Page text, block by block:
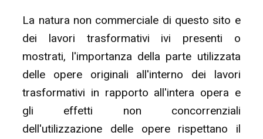
La natura non commerciale di questo sito e
dei lavori trasformativi ivi presenti o
mostrati, l'importanza della parte utilizzata
delle opere originali all'interno dei lavori
trasformativi in rapporto all'intera opera e
gli effetti non concorrenziali
dell'utilizzazione delle opere rispettano il